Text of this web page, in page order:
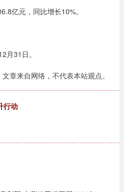
亿元，同比增长10%。
月31日。
章来自网络，不代表本站观点。
行动